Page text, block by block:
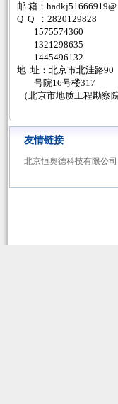
邮 箱：
Q Q ：2820129828
1575574360
1321298635
1445496132
地 址：北京市北洼路90
号院16号楼317
（北京市地质工程勘察
友情链接
北京恒奥德科技有限公司